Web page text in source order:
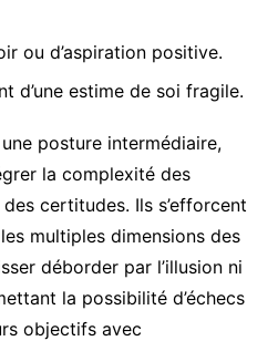
ou d’aspiration positive.
d’une estime de soi fragile.
posture intermédiaire,
la complexité des
certitudes. Ils s’efforcent
multiples dimensions des
déborder par l’illusion ni
la possibilité d’échecs
objectifs avec